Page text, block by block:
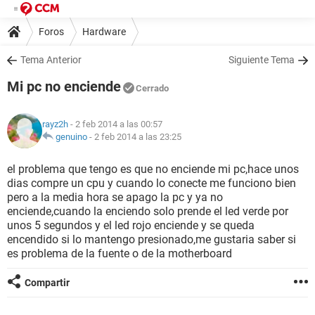
Foros Hardware
Tema Anterior Siguiente Tema
Mi pc no enciende Cerrado
rayz2h - 2 feb 2014 a las 00:57
genuino - 2 feb 2014 a las 23:25
el problema que tengo es que no enciende mi pc,hace unos
dias compre un cpu y cuando lo conecte me funciono bien
pero a la media hora se apago la pc y ya no
enciende,cuando la enciendo solo prende el led verde por
unos 5 segundos y el led rojo enciende y se queda
encendido si lo mantengo presionado,me gustaria saber si
es problema de la fuente o de la motherboard
Compartir